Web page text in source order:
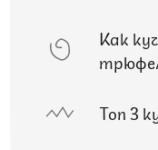
Как
Топ 3